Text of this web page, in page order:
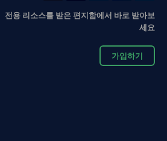
전용 리소스를 받은 편지함에서 바로 받아보
세요
가입하기